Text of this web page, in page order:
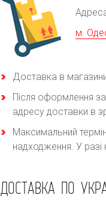
м.
Доставка в
Після оформлення
адресу доставки в
Максимальний
надходження. У
ДОСТАВКА ПО